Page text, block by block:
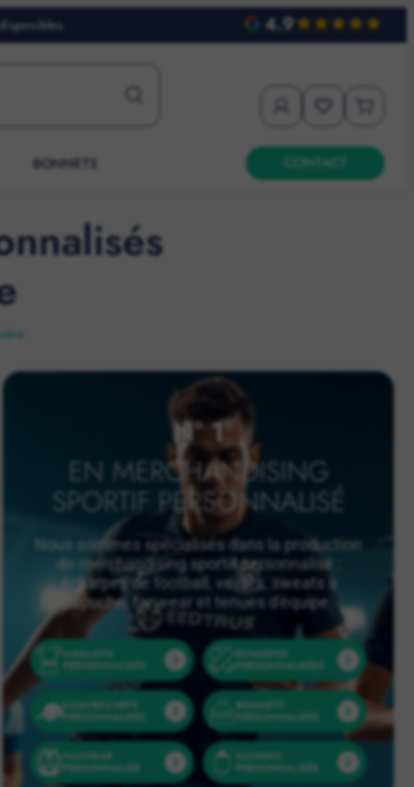
4.9
BONNETS CONTACT
N° 1
EN MERCHANDISING
SPORTIF PERSONNALISÉ
Nous sommes spécialisés dans la production
de merchandising sportif personnalisé :
écharpes de football, vestes, sweats à
capuche, fanwear et tenues d'équipe.
MAILLOTS
PERSONNALISÉS
ÉCHARPES
PERSONNALISÉES
COUVRE-CHEFS
PERSONNALISÉS
BONNETS
PERSONNALISÉS
FANWEAR
PERSONNALISÉ
FANIONS
PERSONNALISÉS